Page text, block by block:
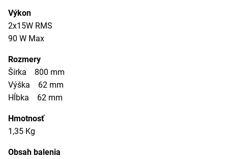
Výkon
2x15W RMS
90 W Max
Rozmery
Šírka 800 mm
Výška 62 mm
Hĺbka 62 mm
Hmotnosť
1,35 Kg
Obsah balenia